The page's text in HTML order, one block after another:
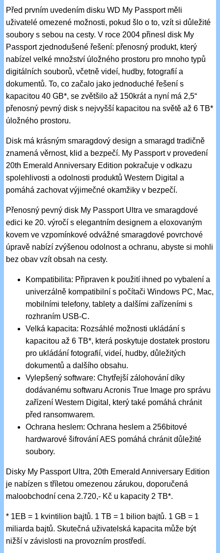
Před prvním uvedením disku WD My Passport měli
uživatelé omezené možnosti, pokud šlo o to, vzít si důležité
soubory s sebou na cesty. V roce 2004 přinesl disk My
Passport zjednodušené řešení: přenosný produkt, který
nabízel velké množství úložného prostoru pro mnoho typů
digitálních souborů, včetně videí, hudby, fotografií a
dokumentů. To, co začalo jako jednoduché řešení s
kapacitou 40 GB*, se zvětšilo až 150krát a nyní má 2,5“
přenosný pevný disk s nejvyšší kapacitou na světě až 6 TB*
úložného prostoru.
Disk má krásným smaragdový design a smaragd tradičně
znamená věrnost, klid a bezpečí. My Passport v provedení
20th Emerald Anniversary Edition pokračuje v odkazu
spolehlivosti a odolnosti produktů Western Digital a
pomáhá zachovat výjimečné okamžiky v bezpečí.
Přenosný pevný disk My Passport Ultra ve smaragdové
edici ke 20. výročí s elegantním designem a eloxovaným
kovem ve vzpomínkové odvážné smaragdové povrchové
úpravě nabízí zvýšenou odolnost a ochranu, abyste si mohli
bez obav vzít obsah na cesty.
Kompatibilita: Připraven k použití ihned po vybalení a
univerzálně kompatibilní s počítači Windows PC, Mac,
mobilními telefony, tablety a dalšími zařízeními s
rozhraním USB-C.
Velká kapacita: Rozsáhlé možnosti ukládání s
kapacitou až 6 TB*, která poskytuje dostatek prostoru
pro ukládání fotografií, videí, hudby, důležitých
dokumentů a dalšího obsahu.
Vylepšený software: Chytřejší zálohování díky
dodávanému softwaru Acronis True Image pro správu
zařízení Western Digital, který také pomáhá chránit
před ransomwarem.
Ochrana heslem: Ochrana heslem a 256bitové
hardwarové šifrování AES pomáhá chránit důležité
soubory.
Disky My Passport Ultra, 20th Emerald Anniversary Edition
je nabízen s tříletou omezenou zárukou, doporučená
maloobchodní cena 2.720,- Kč u kapacity 2 TB*.
* 1EB = 1 kvintilion bajtů. 1 TB = 1 bilion bajtů. 1 GB = 1
miliarda bajtů. Skutečná uživatelská kapacita může být
nižší v závislosti na provozním prostředí.